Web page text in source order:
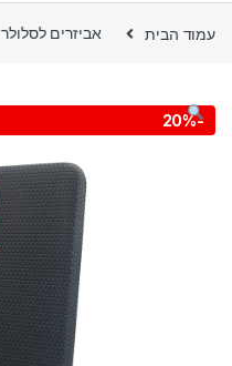
עמוד הבית אביזרים לסלולר
-
20%